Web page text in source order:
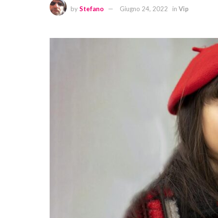
byStefano Giugno 24, 2022 in Vip